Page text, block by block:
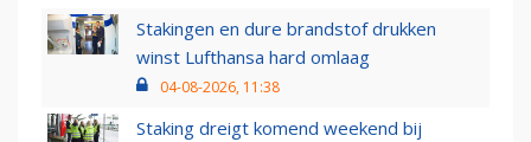
Stakingen en dure brandstof drukken
winst Lufthansa hard omlaag
04-08-2026, 11:38
Staking dreigt komend weekend bij